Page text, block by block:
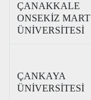
ÇANAKKALE
ONSEKİZ MART
ÜNİVERSİTESİ
ÇANKAYA
ÜNİVERSİTESİ